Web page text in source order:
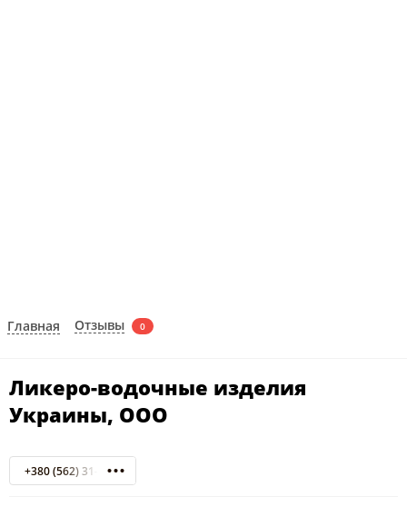
Главная Отзывы 0
Ликеро-водочные изделия
Украины, ООО
+380 (562) 31-00-66